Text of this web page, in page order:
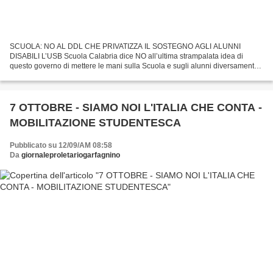
SCUOLA: NO AL DDL CHE PRIVATIZZA IL SOSTEGNO AGLI ALUNNI
DISABILI L’USB Scuola Calabria dice NO all’ultima strampalata idea di
questo governo di mettere le mani sulla Scuola e sugli alunni diversamente
7 OTTOBRE - SIAMO NOI L'ITALIA CHE CONTA -
MOBILITAZIONE STUDENTESCA
Pubblicato su 12/09/AM 08:58
Da giornaleproletariogarfagnino